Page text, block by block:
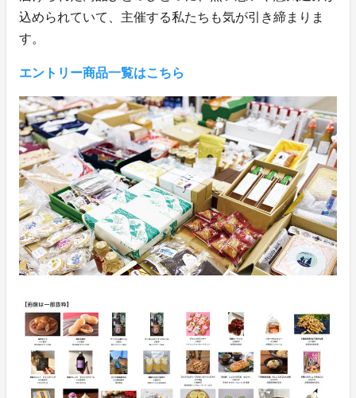
込められていて、主催する私たちも気が引き締まりま
す。
エントリー商品一覧はこちら